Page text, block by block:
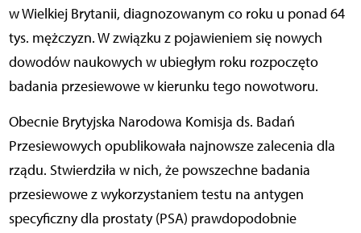
w Wielkiej Brytanii, diagnozowanym co roku u ponad 64
tys. mężczyzn. W związku z pojawieniem się nowych
dowodów naukowych w ubiegłym roku rozpoczęto
badania przesiewowe w kierunku tego nowotworu.
Obecnie Brytyjska Narodowa Komisja ds. Badań
Przesiewowych opublikowała najnowsze zalecenia dla
rządu. Stwierdziła w nich, że powszechne badania
przesiewowe z wykorzystaniem testu na antygen
specyficzny dla prostaty (PSA) prawdopodobnie